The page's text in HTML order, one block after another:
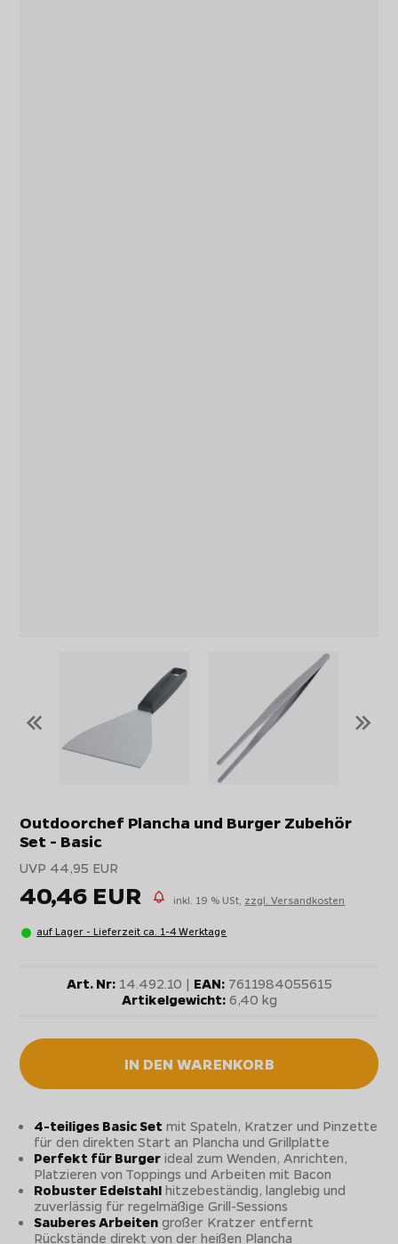
« »
Outdoorchef Plancha und Burger Zubehör
Set - Basic
UVP 44,95 EUR
40,46 EUR inkl. 19 % USt, zzgl. Versandkosten
auf Lager - Lieferzeit ca. 1-4 Werktage
Art. Nr:14.492.10 | EAN:7611984055615
Artikelgewicht:6,40 kg
IN DEN WARENKORB
4-teiliges Basic Set mit Spateln, Kratzer und Pinzette
für den direkten Start an Plancha und Grillplatte
Perfekt für Burger ideal zum Wenden, Anrichten,
Platzieren von Toppings und Arbeiten mit Bacon
Robuster Edelstahl hitzebeständig, langlebig und
zuverlässig für regelmäßige Grill-Sessions
Sauberes Arbeiten großer Kratzer entfernt
Rückstände direkt von der heißen Plancha